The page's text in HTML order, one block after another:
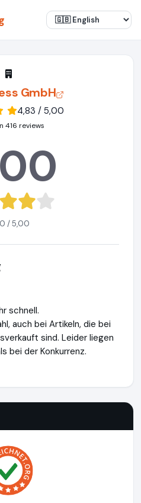
GmbH
4,83 / 5,00
416 reviews
/ 5,00
schnell.
auch bei Artikeln, die bei
sind. Leider liegen
bei der Konkurrenz.